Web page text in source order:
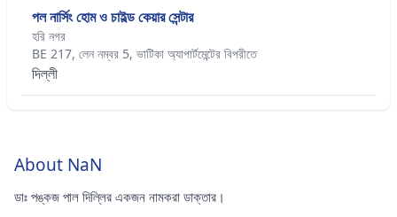
পল নার্সিং হোম ও চাইল্ড কেয়ার সেন্টার
হরি নগর
BE 217, লেন নম্বর 5, ভাটিকা অ্যাপার্টমেন্টের বিপরীতে
দিল্লী
About NaN
ডাঃ পঙ্কজ পাল দিল্লির একজন নামকরা ডাক্তার।